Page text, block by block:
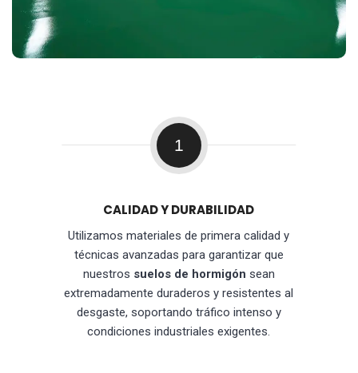
1
CALIDAD Y DURABILIDAD
Utilizamos materiales de primera calidad y
técnicas avanzadas para garantizar que
nuestros suelos de hormigón sean
extremadamente duraderos y resistentes al
desgaste, soportando tráfico intenso y
condiciones industriales exigentes.